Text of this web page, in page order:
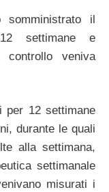
il
settimane e
veniva
per 12 settimane
durante le quali
alla settimana,
settimanale
misurati i